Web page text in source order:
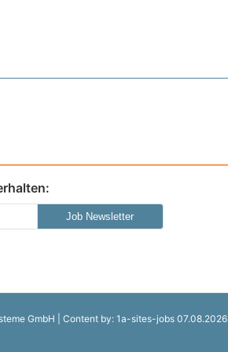
Job Newsletter
GmbH | Content by: 1a-sites-jobs 07.08.2026